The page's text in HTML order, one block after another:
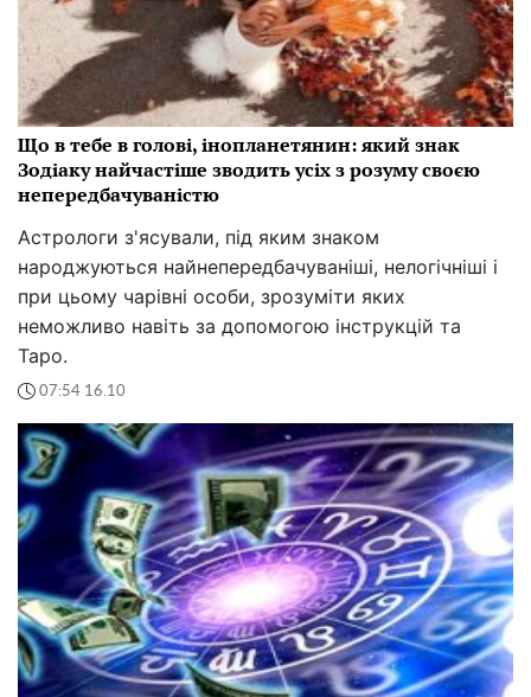
Що в тебе в голові, інопланетянин: який знак
Зодіаку найчастіше зводить усіх з розуму своєю
непередбачуваністю
Астрологи з'ясували, під яким знаком
народжуються найнепередбачуваніші, нелогічніші і
при цьому чарівні особи, зрозуміти яких
неможливо навіть за допомогою інструкцій та
Таро.
07:54 16.10